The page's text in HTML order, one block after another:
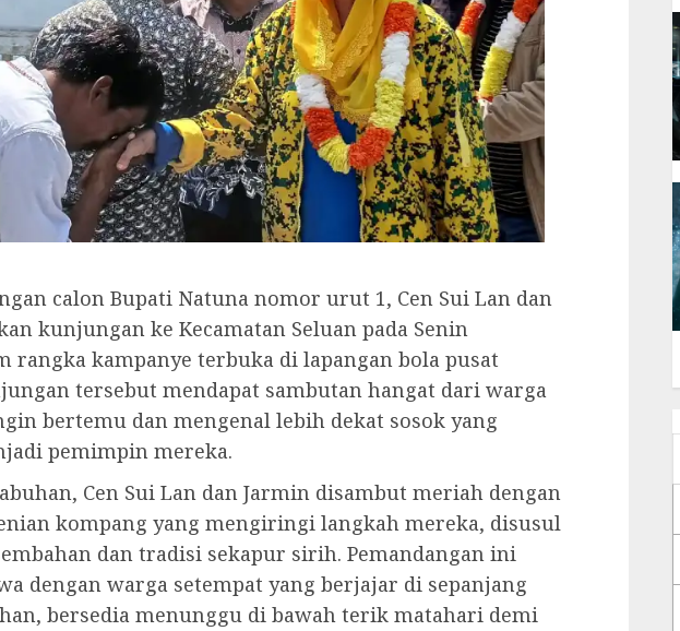
calon Bupati Natuna nomor urut 1, Cen Sui Lan dan
kunjungan ke Kecamatan Seluan pada Senin
rangka kampanye terbuka di lapangan bola pusat
tersebut mendapat sambutan hangat dari warga
bertemu dan mengenal lebih dekat sosok yang
pemimpin mereka.
Cen Sui Lan dan Jarmin disambut meriah dengan
kompang yang mengiringi langkah mereka, disusul
dan tradisi sekapur sirih. Pemandangan ini
dengan warga setempat yang berjajar di sepanjang
bersedia menunggu di bawah terik matahari demi